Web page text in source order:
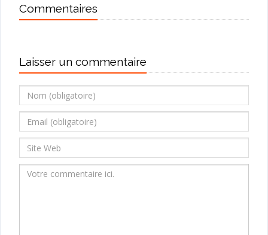
Commentaires
Laisser un commentaire